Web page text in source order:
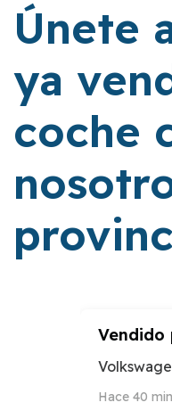
Únete
ya
coche
Vendido
Hace 40